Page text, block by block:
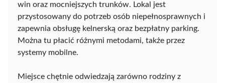
win oraz mocniejszych trunków. Lokal jest
przystosowany do potrzeb osób niepełnosprawnych i
zapewnia obsługę kelnerską oraz bezpłatny parking.
Można tu płacić różnymi metodami, także przez
systemy mobilne.
Miejsce chętnie odwiedzają zarówno rodziny z